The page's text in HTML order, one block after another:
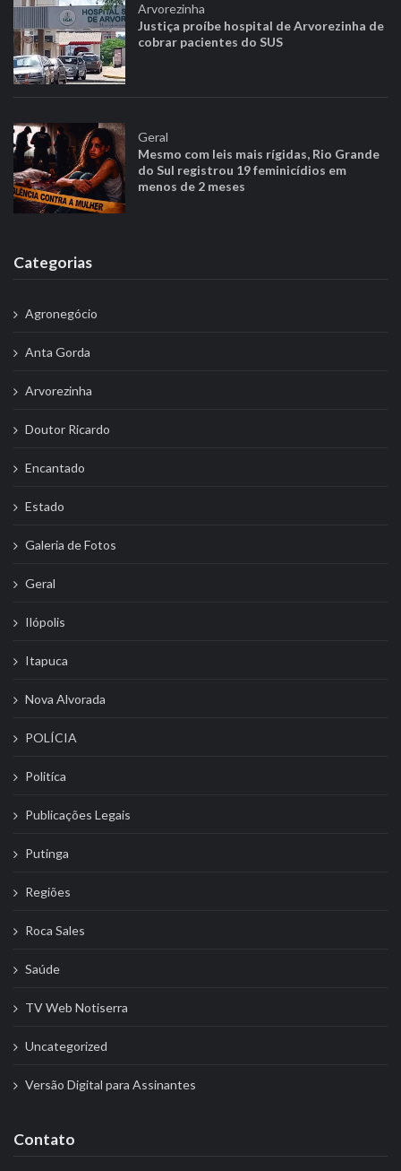
Arvorezinha
Justiça proíbe hospital de Arvorezinha de
cobrar pacientes do SUS
Geral
Mesmo com leis mais rígidas, Rio Grande
do Sul registrou 19 feminicídios em
menos de 2 meses
Categorias
Agronegócio
Anta Gorda
Arvorezinha
Doutor Ricardo
Encantado
Estado
Galeria de Fotos
Geral
Ilópolis
Itapuca
Nova Alvorada
POLÍCIA
Politíca
Publicações Legais
Putinga
Regiões
Roca Sales
Saúde
TV Web Notiserra
Uncategorized
Versão Digital para Assinantes
Contato